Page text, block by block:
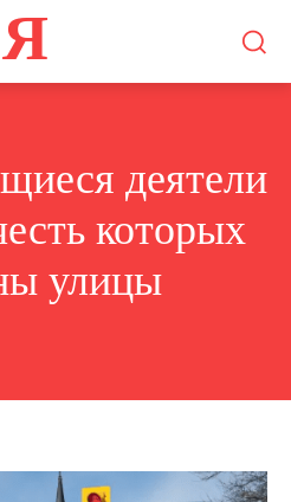
Я
деятели
которых
улицы